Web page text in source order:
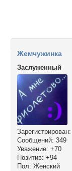
Жемчужинка
Заслуженный
Зарегистрирован:
Сообщений: 349
Уважение: +70
Позитив: +94
Пол: Женский